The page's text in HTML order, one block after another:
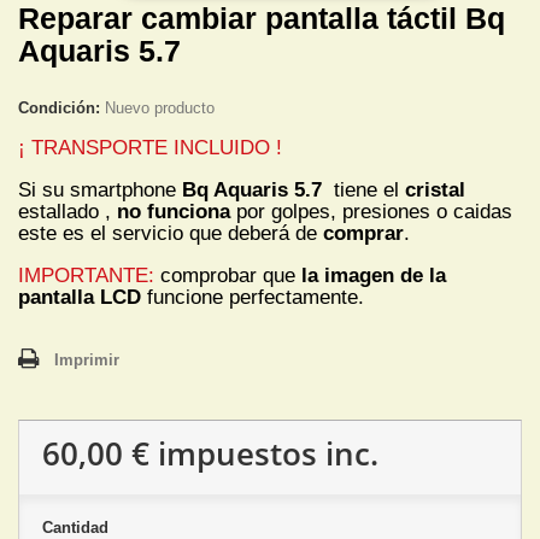
Reparar cambiar pantalla táctil Bq
Aquaris 5.7
Condición: Nuevo producto
¡ TRANSPORTE INCLUIDO !
Si su smartphone Bq Aquaris 5.7 tiene el cristal
estallado , no funcionapor golpes, presiones o caidas
este es el servicio que deberá de comprar.
IMPORTANTE: comprobar que la imagen de la
pantalla LCD funcione perfectamente.
Imprimir
60,00 € impuestos inc.
Cantidad